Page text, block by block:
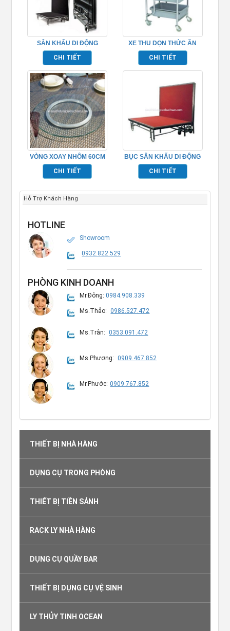
SÂN KHẤU DI ĐỘNG
TP968013
CHI TIẾT
XE THU DỌN THỨC ĂN
TP_680115
CHI TIẾT
VÒNG XOAY NHÔM 60CM
CHI TIẾT
BỤC SÂN KHẤU DI ĐỘNG
TP968011
CHI TIẾT
Hỗ Trợ Khách Hàng
HOTLINE
Showroom
0932.822.529
PHÒNG KINH DOANH
Mr.Đông:0984.908.339
Ms.Thảo: 0986.527.472
Ms.Trân: 0353.091.472
Ms.Phượng: 0909.467.852
Mr.Phước: 0909.767.852
THIẾT BỊ NHÀ HÀNG
DỤNG CỤ TRONG PHÒNG
THIẾT BỊ TIỀN SẢNH
RACK LY NHÀ HÀNG
DỤNG CỤ QUẦY BAR
THIẾT BỊ DỤNG CỤ VỆ SINH
LY THỦY TINH OCEAN